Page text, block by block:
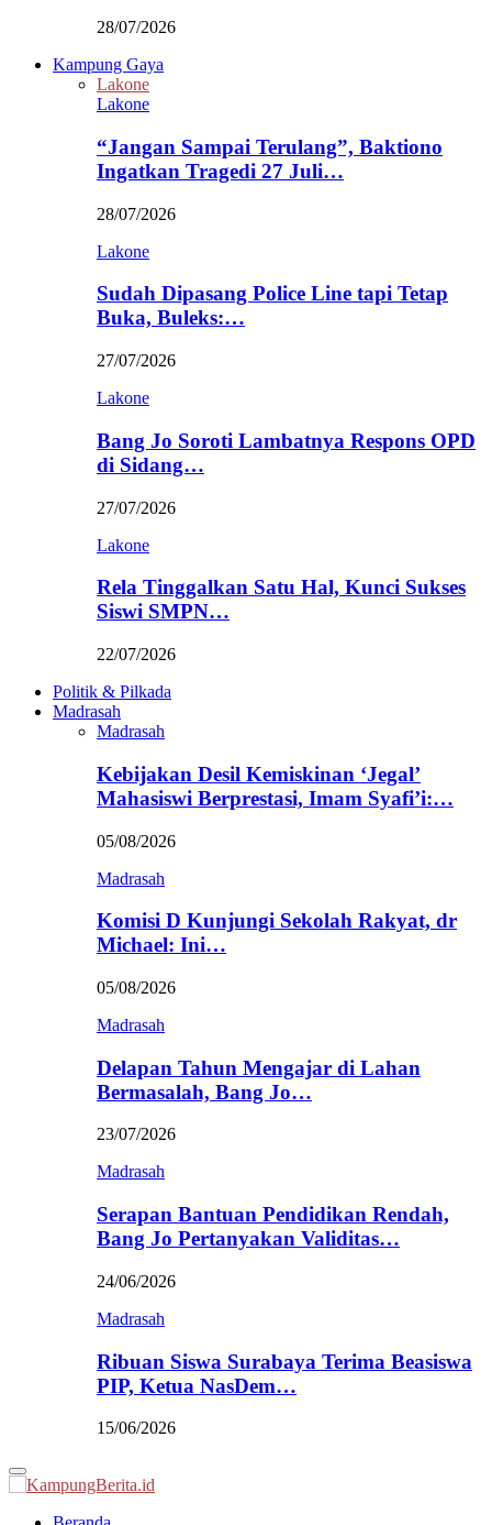
28/07/2026
Kampung Gaya
Lakone
Lakone
“Jangan Sampai Terulang”, Baktiono
Ingatkan Tragedi 27 Juli…
28/07/2026
Lakone
Sudah Dipasang Police Line tapi Tetap
Buka, Buleks:…
27/07/2026
Lakone
Bang Jo Soroti Lambatnya Respons OPD
di Sidang…
27/07/2026
Lakone
Rela Tinggalkan Satu Hal, Kunci Sukses
Siswi SMPN…
22/07/2026
Politik & Pilkada
Madrasah
Madrasah
Kebijakan Desil Kemiskinan ‘Jegal’
Mahasiswi Berprestasi, Imam Syafi’i:…
05/08/2026
Madrasah
Komisi D Kunjungi Sekolah Rakyat, dr
Michael: Ini…
05/08/2026
Madrasah
Delapan Tahun Mengajar di Lahan
Bermasalah, Bang Jo…
23/07/2026
Madrasah
Serapan Bantuan Pendidikan Rendah,
Bang Jo Pertanyakan Validitas…
24/06/2026
Madrasah
Ribuan Siswa Surabaya Terima Beasiswa
PIP, Ketua NasDem…
15/06/2026
Primary
Menu